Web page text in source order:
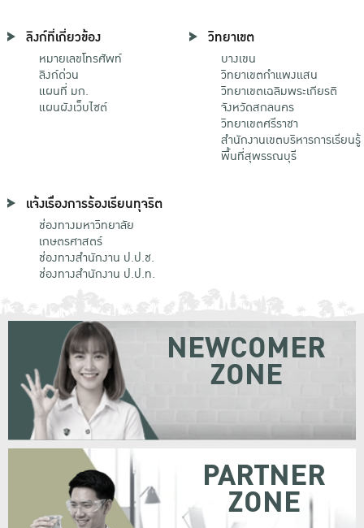
ลิงก์ที่เกี่ยวข้อง
หมายเลขโทรศัพท์
ลิงก์ด่วน
แผนที่ มก.
แผนผังเว็บไซต์
วิทยาเขต
บางเขน
วิทยาเขตกําแพงแสน
วิทยาเขตเฉลิมพระเกียรติ
จังหวัดสกลนคร
วิทยาเขตศรีราชา
สำนักงานเขตบริหารการเรียนรู้
พื้นที่สุพรรณบุรี
แจ้งเรื่องการร้องเรียนทุจริต
ช่องทางมหาวิทยาลัย
เกษตรศาสตร์
ช่องทางสำนักงาน ป.ป.ช.
ช่องทางสำนักงาน ป.ป.ท.
NEWCOMER
ZONE
PARTNER
ZONE